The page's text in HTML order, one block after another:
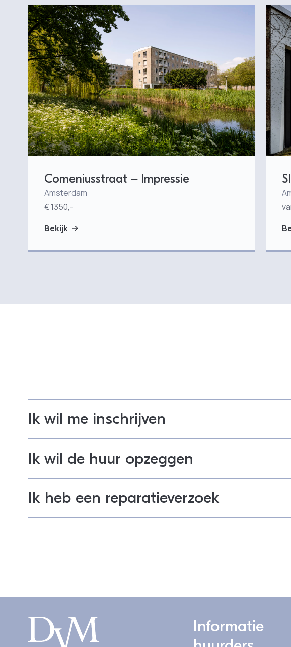
Comeniusstraat – Impressie
Amsterdam
€ 1350,-
Bekijk
Ik wil me inschrijven
Ik wil de huur opzeggen
Ik heb een reparatieverzoek
Informatie